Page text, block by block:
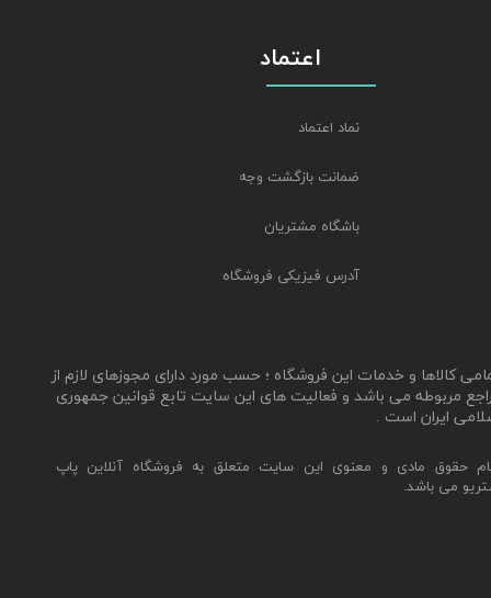
حقوق مادی و معنوی این سایت متعلق به فروشگاه آنلاین پاپ
می باشد.
اعتماد
نماد اعتماد
ضمانت بازگشت وجه
باشگاه مشتریان
آدرس فیزیکی فروشگاه
کالاها و خدمات این فروشگاه ؛ حسب مورد دارای مجوزهای لازم از
مربوطه می باشد و فعالیت های این سایت تابع قوانین جمهوری
ایران است .